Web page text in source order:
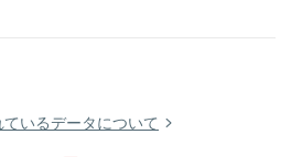
いるデータについて